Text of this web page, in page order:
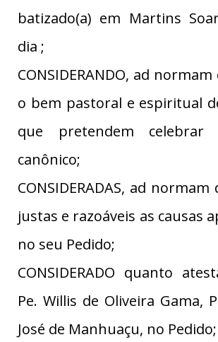
batizado(a) em Martins
dia ;
CONSIDERANDO, ad normam
o bem pastoral e espiritual
que pretendem celebrar
canônico;
CONSIDERADAS, ad normam
justas e razoáveis as causas
no seu Pedido;
CONSIDERADO quanto
Pe. Willis de Oliveira Gama,
José de Manhuaçu, no Pedido;